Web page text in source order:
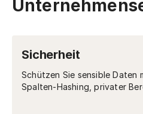
Sicherheit
Schützen Sie sensible Daten
Spalten-Hashing, privater